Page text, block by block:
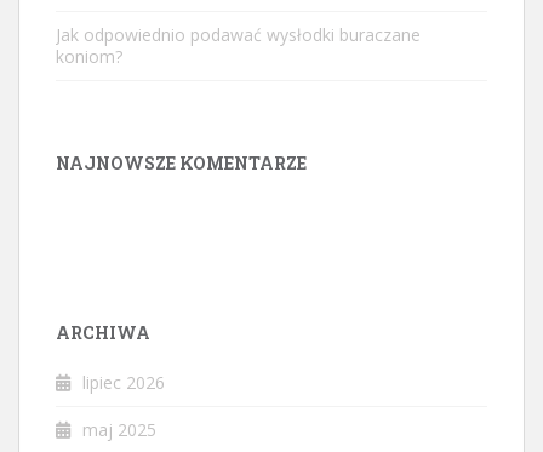
Jak odpowiednio podawać wysłodki buraczane
koniom?
NAJNOWSZE KOMENTARZE
ARCHIWA
lipiec 2026
maj 2025